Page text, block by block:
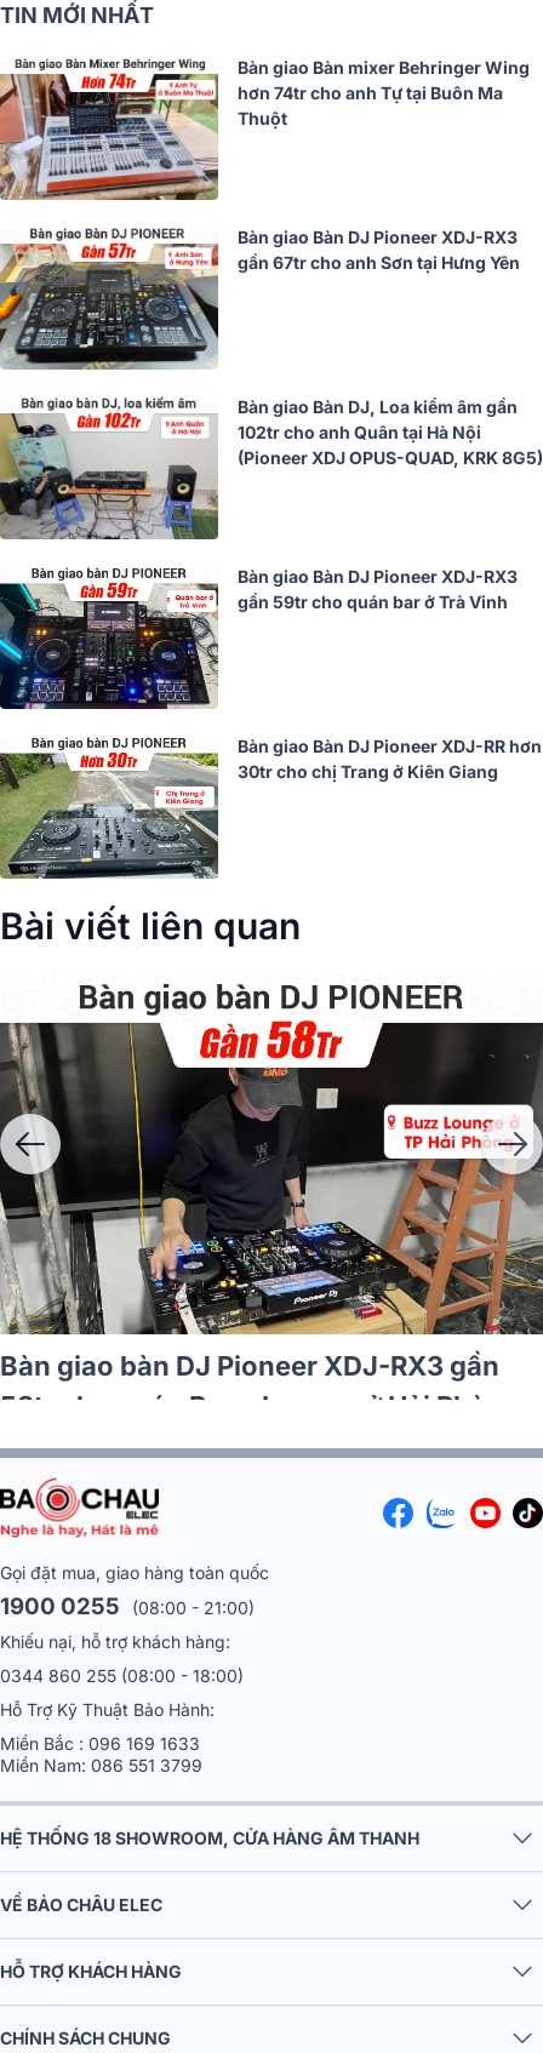
TIN MỚI NHẤT
Bàn giao Bàn mixer Behringer Wing
hơn 74tr cho anh Tự tại Buôn Ma
Thuột
Bàn giao Bàn DJ Pioneer XDJ-RX3
gần 67tr cho anh Sơn tại Hưng Yên
Bàn giao Bàn DJ, Loa kiểm âm gần
102tr cho anh Quân tại Hà Nội
(Pioneer XDJ OPUS-QUAD, KRK 8G5)
Bàn giao Bàn DJ Pioneer XDJ-RX3
gần 59tr cho quán bar ở Trà Vinh
Bàn giao Bàn DJ Pioneer XDJ-RR hơn
30tr cho chị Trang ở Kiên Giang
Bài viết liên quan
Bàn giao bàn DJ Pioneer XDJ-RX3 gần
58tr cho quán Buzz Lounge ở Hải Phòng
Gọi đặt mua, giao hàng toàn quốc
1900 0255
(08:00 - 21:00)
Khiếu nại, hỗ trợ khách hàng:
0344 860 255 (08:00 - 18:00)
Hỗ Trợ Kỹ Thuật Bảo Hành:
Miền Bắc : 096 169 1633
Miền Nam: 086 551 3799
HỆ THỐNG 18 SHOWROOM, CỬA HÀNG ÂM THANH
VỀ BẢO CHÂU ELEC
HỖ TRỢ KHÁCH HÀNG
CHÍNH SÁCH CHUNG